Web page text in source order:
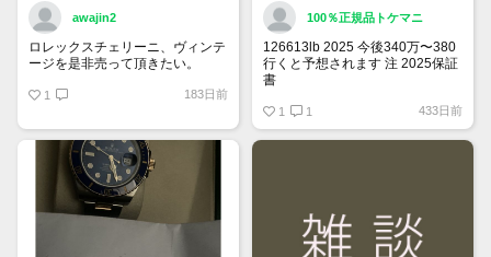
awajin2
ロレックスチェリーニ、ヴィンテ
ージを是非売って頂きたい。
1 183日前
100％正規品トケマニ
126613lb 2025 今後340万〜380
行くと予想されます 注 2025保証
書
2025/ @Watch_Monster_より
1 1 433日前